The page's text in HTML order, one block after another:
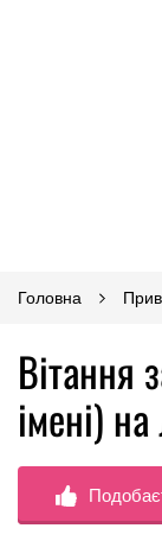
Головна
Вітання
імені)